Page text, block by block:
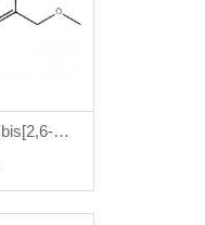
4,4'-(1-methylethylidene)bis[2,6-bis(methoxymethyl)-